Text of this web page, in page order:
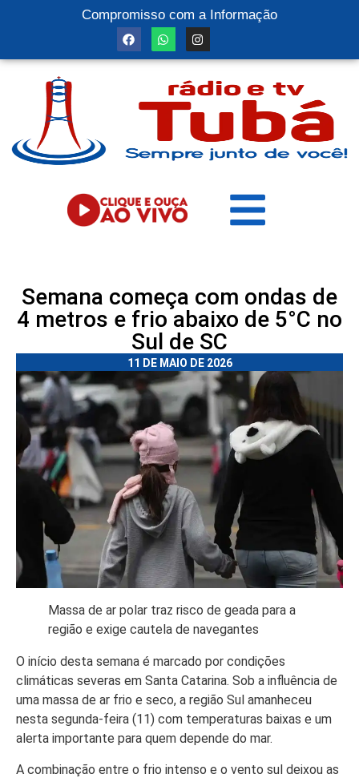
Compromisso com a Informação
Semana começa com ondas de
4 metros e frio abaixo de 5°C no
Sul de SC
11 DE MAIO DE 2026
Massa de ar polar traz risco de geada para a
região e exige cautela de navegantes
O início desta semana é marcado por condições
climáticas severas em Santa Catarina. Sob a influência de
uma massa de ar frio e seco, a região Sul amanheceu
nesta segunda-feira (11) com temperaturas baixas e um
alerta importante para quem depende do mar.
A combinação entre o frio intenso e o vento sul deixou as